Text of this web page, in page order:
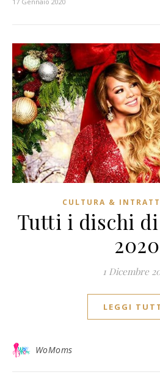
CULTURA &
Tutti i dischi
2020
1 Dicembre
LEGGI
WoMoms